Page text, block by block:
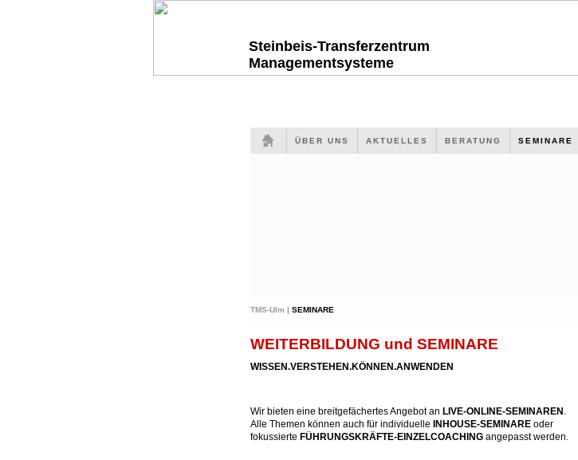
Steinbeis-Transferzentrum
Managementsysteme
ÜBER UNS AKTUELLES BERATUNG SEMINARE
TMS-Ulm | SEMINARE
WEITERBILDUNG und SEMINARE
WISSEN.VERSTEHEN.KÖNNEN.ANWENDEN
Wir bieten eine breitgefächertes Angebot an LIVE-ONLINE-SEMINAREN .
Alle Themen können auch für individuelle
INHOUSE-SEMINARE oder
fokussierte FÜHRUNGSKRÄFTE-EINZELCOACHING angepasst werden.